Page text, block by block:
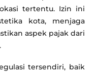
tertentu. Izin ini
kota, menjaga
aspek pajak dari
tersendiri, baik